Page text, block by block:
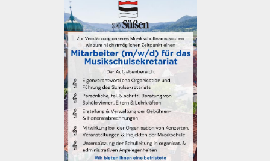
NETZMonitor
Gesundheit und Notfall
Ärzte und Apotheken
Pflege von Angehörigen
Hitzewarnung / UV-